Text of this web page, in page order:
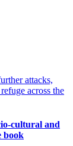
cultural and
book